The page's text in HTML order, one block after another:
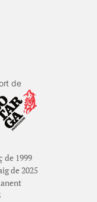
de
de 1999
de 2025